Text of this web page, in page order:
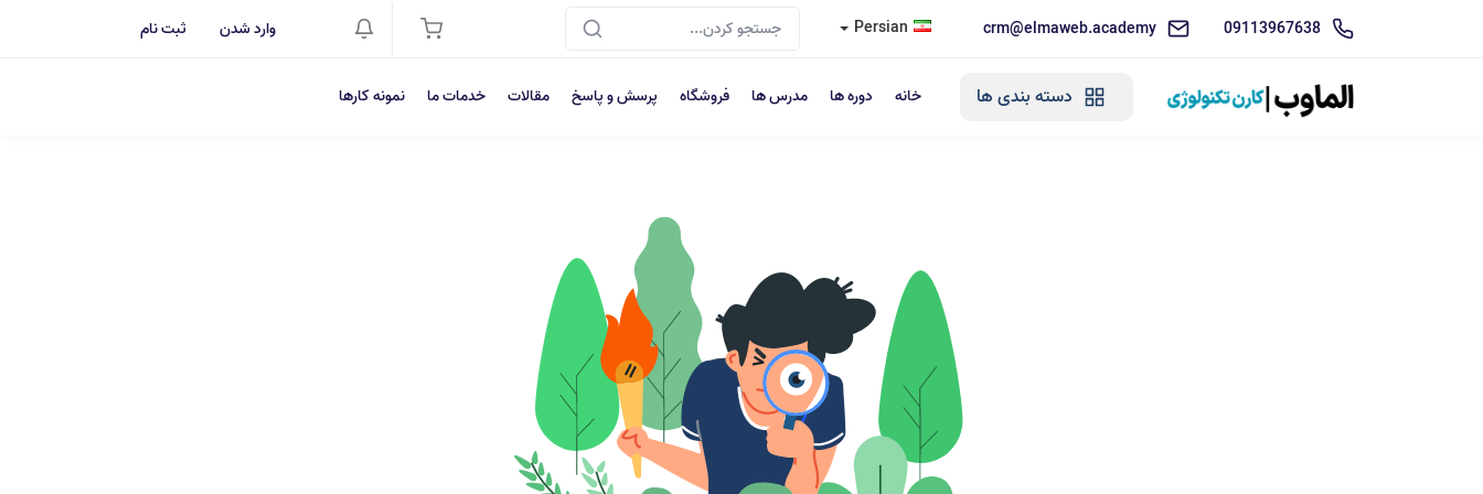
09113967638
crm@elmaweb.academy
Persian وارد شدن ثبت نام
دسته بندی ها خانه دوره ها مدرس ها فروشگاه پرسش و پاسخ مقالات خدمات ما نمونه کارها